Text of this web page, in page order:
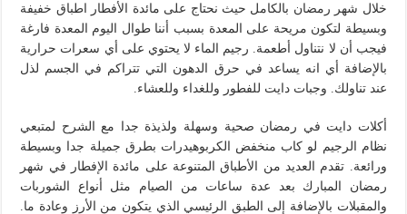
خلال شهر رمضان بالكامل حيث نحتاج على مائدة الأفطار اطباق خفيفة
وبسيطة لتكون مريحة على المعدة بسبب أننا طوال اليوم المعدة فارغة
فيجب أن لا نتناول أطعمة. رجيم الماء لا يحتوي على أي سعرات حرارية
بالإضافة أي انه يساعد في حرق الدهون التي تتراكم في الجسم لذل
عند تناولك. وجبات دايت للفطور وللغداء وللعشاء.
أكلات دايت في رمضان صحية وسهلة ولذيذة جدا مع الشرح لمتبعي
نظام الرجيم لو كاب منخفض الكربوهيدرات بطرق جميلة جدا وبسيطة
ورائعة. تقدم العديد من الأطباق المتنوعة على مائدة الإفطار في شهر
رمضان المبارك بعد عدة ساعات من الصيام مثل أنواع الشوربات
والمقبلات بالإضافة إلى الطبق الرئيسي الذي يتكون من الأرز وعادة ما.